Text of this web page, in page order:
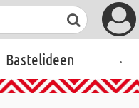
Bastelideen .